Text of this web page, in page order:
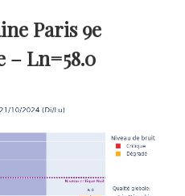
Paris 9e
– Ln=58.0